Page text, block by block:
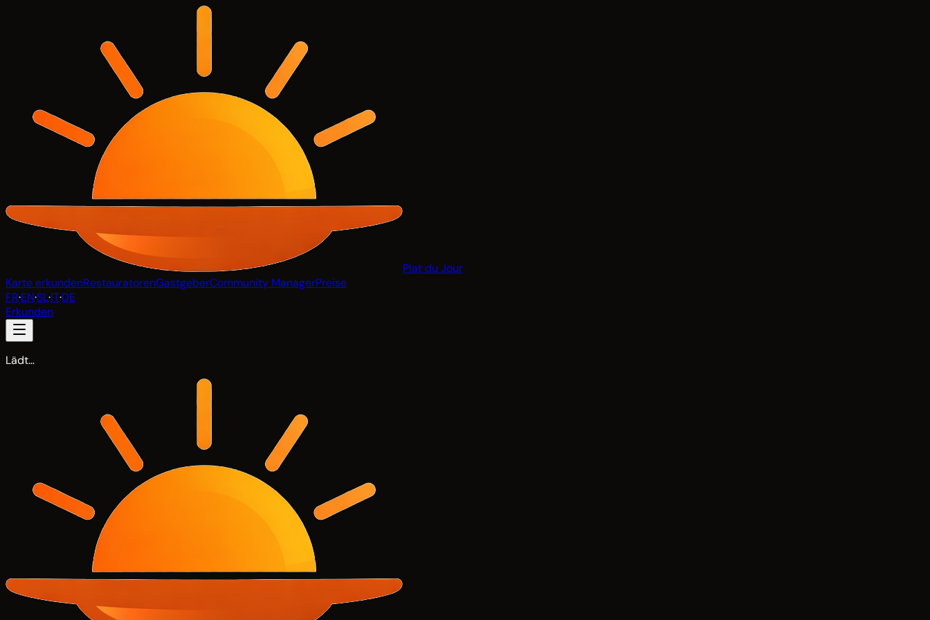
Plat du Jour
Karte erkundenRestauratorenGastgeberCommunity ManagerPreise
FR·EN·SL·IT·DE
Erkunden
Lädt…